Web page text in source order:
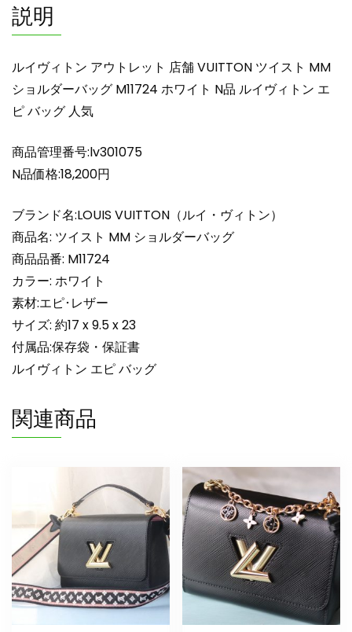
ツ
イ
ト
MM
シ
ル
ダ
バ
ッ
グ
M11724
ホ
ワ
イ
ト
N
品
イ
ヴ
エ
ピ
バ
ッ
グ
人
説明
ルイヴィトン アウトレット 店舗 VUITTON ツイスト MM
ショルダーバッグ M11724 ホワイト N品 ルイヴィトン エ
ピ バッグ 人気
商品管理番号:lv301075
N品価格:18,200円
ブランド名:LOUIS VUITTON（ルイ・ヴィトン）
商品名: ツイスト MM ショルダーバッグ
商品品番: M11724
カラー: ホワイト
素材:エピ･レザー
サイズ: 約17 x 9.5 x 23
付属品:保存袋・保証書
ルイヴィトン エピ バッグ
関連商品